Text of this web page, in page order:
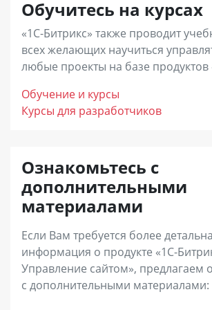
принимать и обрабатывать
покупателей.
«Бизнес»– лицензия для
онлайн-продаж, повышения
возможность построения
продаж электронных товаров,
увеличения среднего чека
комплекты), запустить
и аффилиатские программы,
расширенную отчетность.
пользовались обновлениями
года с момента покупки.
по письменному договору, а по
(лицензионное соглашение с
пользователем) и не
бухгалтерском учете. Ее
использования программного
Срок действия Ограниченной
совпадает со сроком
программный продукт (по
Обучитесь на курсах
«1С-Битрикс» также проводит
всех желающих научиться
любые проекты на базе продуктов
Обучение и курсы
Курсы для разработчиков
Ознакомьтесь с
дополнительными
материалами
Если Вам требуется более
информация о продукте «1С-
Управление сайтом», предлагаем
с дополнительными материалами: